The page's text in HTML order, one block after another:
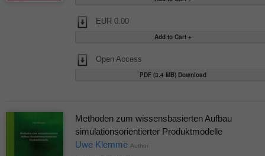
EUR 0.00
Open Access
PDF (3.4 MB) Download
Methoden zum wissensbasierten Aufbau
simulationsorientierter Produktmodelle
Uwe Klemme Author